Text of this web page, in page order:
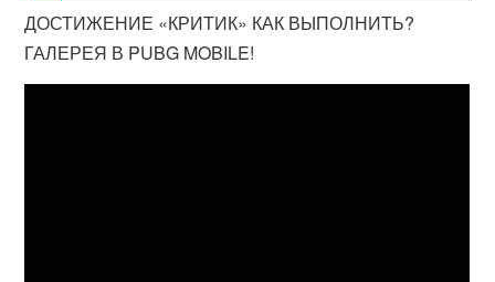
ДОСТИЖЕНИЕ «КРИТИК» КАК ВЫПОЛНИТЬ?
ГАЛЕРЕЯ В PUBG MOBILE!